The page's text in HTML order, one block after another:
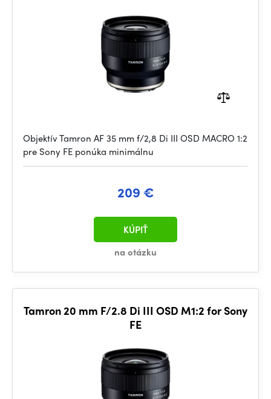
Objektív Tamron AF 35 mm f/2,8 Di III OSD MACRO 1:2
pre Sony FE ponúka minimálnu
209 €
na otázku
KÚPIŤ
Tamron 20 mm F/2.8 Di III OSD M1:2 for Sony
FE